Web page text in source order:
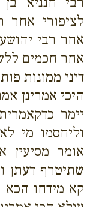
לציפורי אחר
אחר רבי
אחר חכמים
דיני ממונות
היכי אמרינן
יימר
וליחסמו מי
אומר מסיעין
שתיטרף דעתן
קא מידחו הכא